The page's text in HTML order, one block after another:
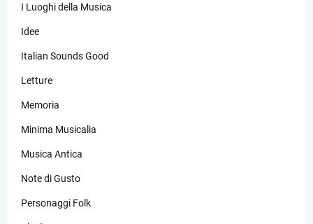
I Luoghi della Musica
Idee
Italian Sounds Good
Letture
Memoria
Minima Musicalia
Musica Antica
Note di Gusto
Personaggi Folk